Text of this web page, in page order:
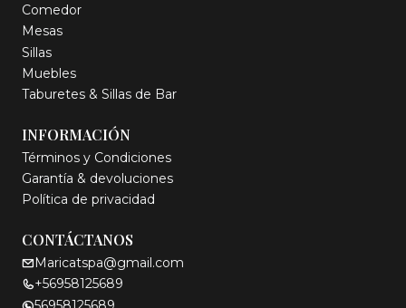
Comedor
Mesas
Sillas
Muebles
Taburetes & Sillas de Bar
INFORMACIÓN
Términos y Condiciones
Garantía & devoluciones
Política de privacidad
CONTÁCTANOS
Maricatspa@gmail.com
+56958125689